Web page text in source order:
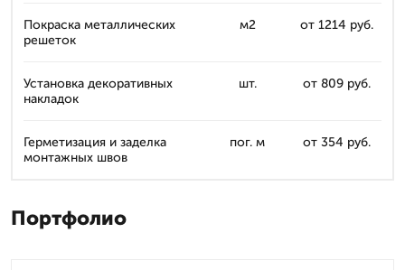
Покраска металлических
решеток
м2 от 1214 руб.
Установка декоративных
накладок
шт. от 809 руб.
Герметизация и заделка
монтажных швов
пог. м от 354 руб.
Портфолио